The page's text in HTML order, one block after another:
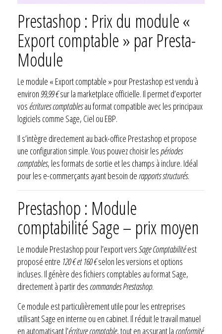
Prestashop : Prix du module «
Export comptable » par Presta-
Module
Le module « Export comptable » pour Prestashop est vendu à
environ 99,99 €sur la marketplace officielle. Il permet d’exporter
vos écritures comptablesau format compatible avec les principaux
logiciels comme Sage, Ciel ou EBP.
Il s’intègre directement au back-office Prestashop et propose
une configuration simple. Vous pouvez choisir lespériodes
comptables, les formats de sortie et les champs à inclure. Idéal
pour les e-commerçants ayant besoin de rapports structurés.
Prestashop : Module
comptabilité Sage – prix moyen
Le module Prestashop pour l’export versSage Comptabilitéest
proposé entre 120 € et 160 €selon les versions et options
incluses. Il génère des fichiers comptables au format Sage,
directement à partir des commandes Prestashop.
Ce module est particulièrement utile pour les entreprises
utilisant Sage en interne ou en cabinet. Il réduit le travail manuel
en automatisant l’écriture comptable, tout en assurant la conformité